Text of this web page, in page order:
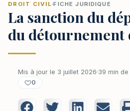
DROIT CIVIL FICHE JURIDIQUE
La sanction du
du détournement
Mis à jour le 3 juillet 2026 39 min
0